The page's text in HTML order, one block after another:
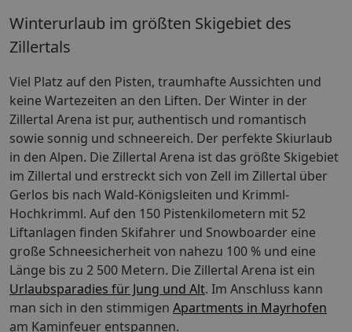
Winterurlaub im größten Skigebiet des
Zillertals
Viel Platz auf den Pisten, traumhafte Aussichten und
keine Wartezeiten an den Liften. Der Winter in der
Zillertal Arena ist pur, authentisch und romantisch
sowie sonnig und schneereich. Der perfekte Skiurlaub
in den Alpen. Die Zillertal Arena ist das größte Skigebiet
im Zillertal und erstreckt sich von Zell im Zillertal über
Gerlos bis nach Wald-Königsleiten und Krimml-
Hochkrimml. Auf den 150 Pistenkilometern mit 52
Liftanlagen finden Skifahrer und Snowboarder eine
große Schneesicherheit von nahezu 100 % und eine
Länge bis zu 2 500 Metern. Die Zillertal Arena ist ein
Urlaubsparadies für Jung und Alt. Im Anschluss kann
man sich in den stimmigen Apartments in Mayrhofen
am Kaminfeuer entspannen.